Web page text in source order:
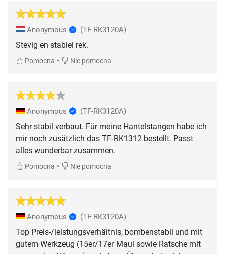
Anonymous (TF-RK3120A)
Stevig en stabiel rek.
Pomocna • Nie pomocna
Anonymous (TF-RK3120A)
Sehr stabil verbaut. Für meine Hantelstangen habe ich
mir noch zusätzlich das TF-RK1312 bestellt. Passt
alles wunderbar zusammen.
Pomocna • Nie pomocna
Anonymous (TF-RK3120A)
Top Preis-/leistungsverhältnis, bombenstabil und mit
gutem Werkzeug (15er/17er Maul sowie Ratsche mit